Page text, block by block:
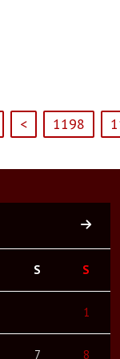
< 1198
S S
1
7 8